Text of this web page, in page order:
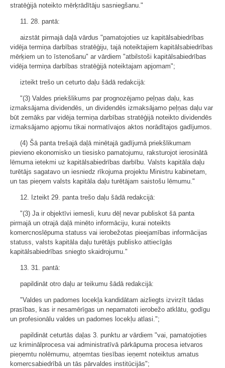
stratēģijā noteikto mērķrādītāju sasniegšanu."
11. 28. pantā:
aizstāt pirmajā daļā vārdus "pamatojoties uz kapitālsabiedrības
vidēja termiņa darbības stratēģiju, tajā noteiktajiem kapitālsabiedrības
mērķiem un to īstenošanu" ar vārdiem "atbilstoši kapitālsabiedrības
vidēja termiņa darbības stratēģijā noteiktajam apjomam";
izteikt trešo un ceturto daļu šādā redakcijā:
"(3) Valdes priekšlikums par prognozējamo peļņas daļu, kas
izmaksājama dividendēs, un dividendēs izmaksājamo peļņas daļu var
būt zemāks par vidēja termiņa darbības stratēģijā noteikto dividendēs
izmaksājamo apjomu tikai normatīvajos aktos norādītajos gadījumos.
(4) Šā panta trešajā daļā minētajā gadījumā priekšlikumam
pievieno ekonomisko un tiesisko pamatojumu, raksturojot ierosinātā
lēmuma ietekmi uz kapitālsabiedrības darbību. Valsts kapitāla daļu
turētājs sagatavo un iesniedz rīkojuma projektu Ministru kabinetam,
un tas pieņem valsts kapitāla daļu turētājam saistošu lēmumu."
12. Izteikt 29. panta trešo daļu šādā redakcijā:
"(3) Ja ir objektīvi iemesli, kuru dēļ nevar publiskot šā panta
pirmajā un otrajā daļā minēto informāciju, kurai noteikts
komercnoslēpuma statuss vai ierobežotas pieejamības informācijas
statuss, valsts kapitāla daļu turētājs publisko attiecīgās
kapitālsabiedrības sniegto skaidrojumu."
13. 31. pantā:
papildināt otro daļu ar teikumu šādā redakcijā:
"Valdes un padomes locekļa kandidātam aizliegts izvirzīt tādas
prasības, kas ir nesamērīgas un nepamatoti ierobežo atklātu, godīgu
un profesionālu valdes un padomes locekļu atlasi.";
papildināt ceturtās daļas 3. punktu ar vārdiem "vai, pamatojoties
uz kriminālprocesa vai administratīvā pārkāpuma procesa ietvaros
pieņemtu nolēmumu, atņemtas tiesības ieņemt noteiktus amatus
komercsabiedrībā un tās pārvaldes institūcijās";